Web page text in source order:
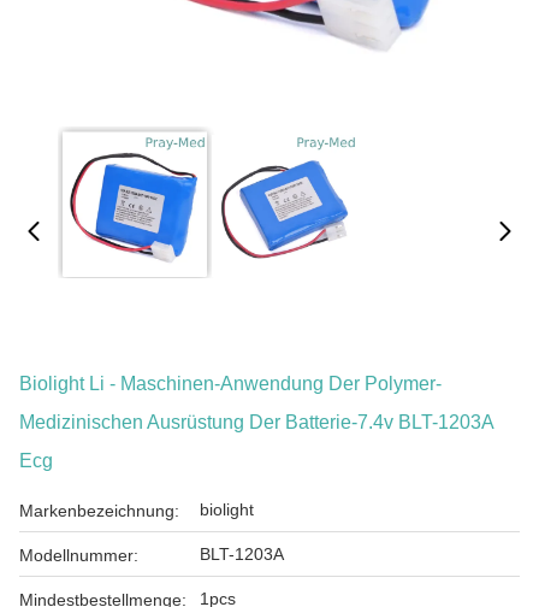
Biolight Li - Maschinen-Anwendung Der Polymer-
Medizinischen Ausrüstung Der Batterie-7.4v BLT-1203A
Ecg
Markenbezeichnung: biolight
Modellnummer: BLT-1203A
Mindestbestellmenge: 1pcs